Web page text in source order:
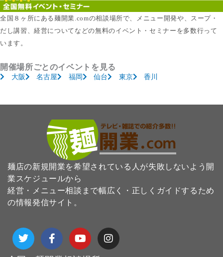
全国８ヶ所にある麺開業.comの相談場所で、メニュー開発や、スープ・
だし講習、経営についてなどの無料のイベント・セミナーを多数行って
います。
開催場所ごとのイベントを見る
大阪 名古屋 福岡 仙台 東京 香川
麺店の新規開業を希望されている人が失敗しないよう開
業スケジュールから
経営・メニュー相談まで幅広く・正しくガイドするため
の情報発信サイト。
T
w
i
F
a
c
Y
o
u
I
n
s